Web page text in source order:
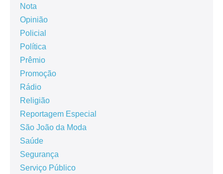
Nota
Opinião
Policial
Política
Prêmio
Promoção
Rádio
Religião
Reportagem Especial
São João da Moda
Saúde
Segurança
Serviço Público